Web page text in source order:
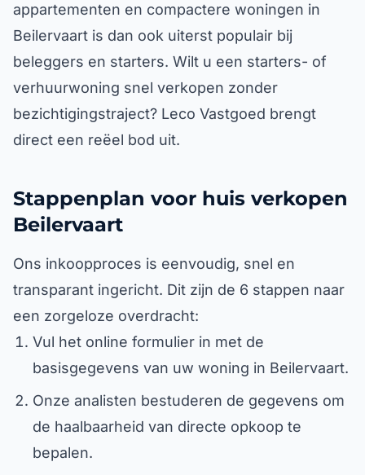
appartementen en compactere woningen in
Beilervaart is dan ook uiterst populair bij
beleggers en starters. Wilt u een starters- of
verhuurwoning snel verkopen zonder
bezichtigingstraject? Leco Vastgoed brengt
direct een reëel bod uit.
Stappenplan voor huis verkopen
Beilervaart
Ons inkoopproces is eenvoudig, snel en
transparant ingericht. Dit zijn de 6 stappen naar
een zorgeloze overdracht:
Vul het online formulier in met de
basisgegevens van uw woning in Beilervaart.
Onze analisten bestuderen de gegevens om
de haalbaarheid van directe opkoop te
bepalen.